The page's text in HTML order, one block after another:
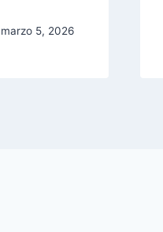
marzo 5, 2026